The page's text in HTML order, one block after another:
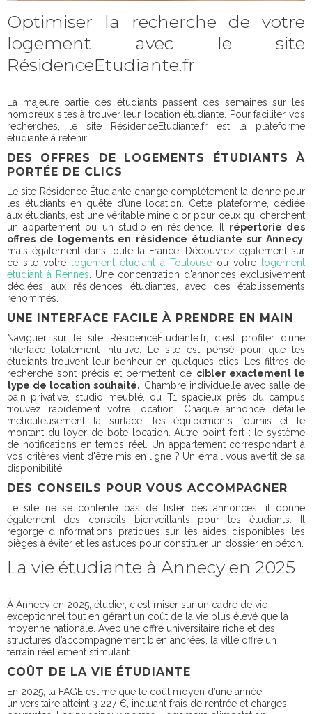
Optimiser la recherche de votre
logement avec le site
RésidenceEtudiante.fr
La majeure partie des étudiants passent des semaines sur les
nombreux sites à trouver leur location étudiante. Pour faciliter vos
recherches, le site RésidenceEtudiante.fr est la plateforme
étudiante à retenir.
DES OFFRES DE LOGEMENTS ÉTUDIANTS À
PORTÉE DE CLICS
Le site Résidence Étudiante change complètement la donne pour
les étudiants en quête d’une location. Cette plateforme, dédiée
aux étudiants, est une véritable mine d'or pour ceux qui cherchent
un appartement ou un studio en résidence. Il répertorie des
offres de logements en résidence étudiante sur Annecy
mais également dans toute la France. Découvrez également sur
ce site votre
logement étudiant à Toulouse ou votre
logement
étudiant à Rennes . Une concentration d'annonces exclusivement
dédiées aux résidences étudiantes, avec des établissements
renommés.
UNE INTERFACE FACILE À PRENDRE EN MAIN
Naviguer sur le site RésidenceÉtudiante.fr, c'est profiter d’une
interface totalement intuitive. Le site est pensé pour que les
étudiants trouvent leur bonheur en quelques clics. Les filtres de
recherche sont précis et permettent de cibler exactement le
type de location souhaité. Chambre individuelle avec salle de
bain privative, studio meublé, ou T1 spacieux près du campus
trouvez rapidement votre location. Chaque annonce détaille
méticuleusement la surface, les équipements fournis et le
montant du loyer de bote location. Autre point fort : le système
de notifications en temps réel. Un appartement correspondant à
vos critères vient d'être mis en ligne ? Un email vous avertit de sa
disponibilité.
DES CONSEILS POUR VOUS ACCOMPAGNER
Le site ne se contente pas de lister des annonces, il donne
également des conseils bienveillants pour les étudiants. Il
regorge d'informations pratiques sur les aides disponibles, les
pièges à éviter et les astuces pour constituer un dossier en béton.
La vie étudiante à Annecy en 2025
À Annecy en 2025, étudier, c'est miser sur un cadre de vie
exceptionnel tout en gérant un coût de la vie plus élevé que la
moyenne nationale. Avec une offre universitaire riche et des
structures d’accompagnement bien ancrées, la ville offre un
terrain réellement stimulant.
COÛT DE LA VIE ÉTUDIANTE
En 2025, la FAGE estime que le coût moyen d’une année
universitaire atteint 3 227 €, incluant frais de rentrée et charges